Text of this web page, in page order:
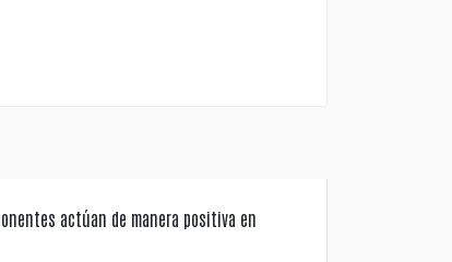
actúan de manera positiva en